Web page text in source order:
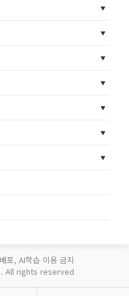
포, AI학습 이용 금지
. All rights reserved